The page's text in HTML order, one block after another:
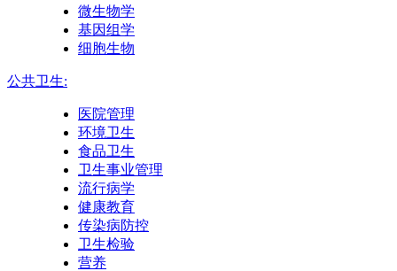
微生物学
基因组学
细胞生物
公共卫生:
医院管理
环境卫生
食品卫生
卫生事业管理
流行病学
健康教育
传染病防控
卫生检验
营养